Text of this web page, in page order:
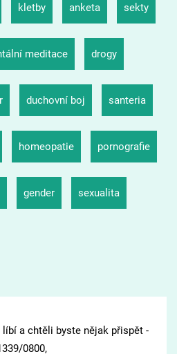
kletby anketa sekty
meditace drogy
duchovní boj santeria
homeopatie pornografie
gender sexualita
a chtěli byste nějak přispět -
0800,